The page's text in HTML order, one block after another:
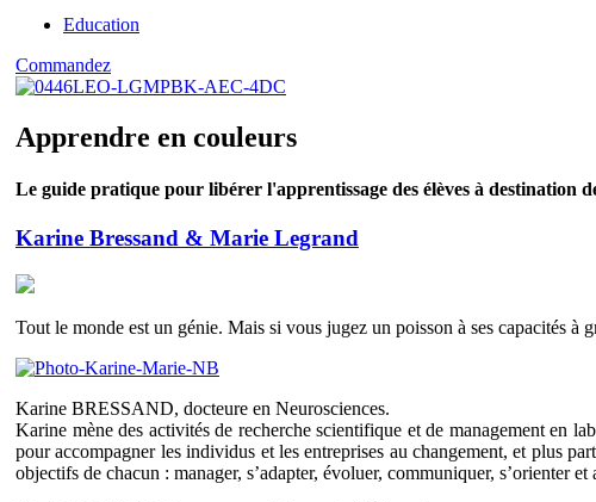
Education
Commandez
Apprendre en couleurs
Le guide pratique pour libérer l'apprentissage des élèves à destination
Karine Bressand & Marie Legrand
Tout le monde est un génie. Mais si vous jugez un poisson à ses capacités à
Karine BRESSAND, docteure en Neurosciences.
Karine mène des activités de recherche scientifique et de management en
pour accompagner les individus et les entreprises au changement, et plus
objectifs de chacun : manager, s’adapter, évoluer, communiquer, s’orienter et